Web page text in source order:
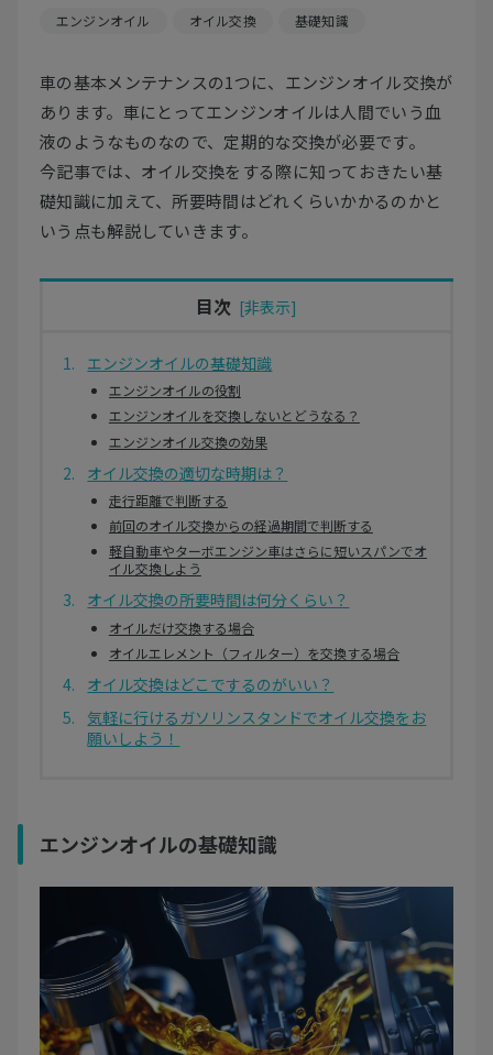
エンジンオイル オイル交換 基礎知識
車の基本メンテナンスの1つに、エンジンオイル交換が
あります。車にとってエンジンオイルは人間でいう血
液のようなものなので、定期的な交換が必要です。
今記事では、オイル交換をする際に知っておきたい基
礎知識に加えて、所要時間はどれくらいかかるのかと
いう点も解説していきます。
目次
エンジンオイルの基礎知識
エンジンオイルの役割
エンジンオイルを交換しないとどうなる？
エンジンオイル交換の効果
オイル交換の適切な時期は？
走行距離で判断する
前回のオイル交換からの経過期間で判断する
軽自動車やターボエンジン車はさらに短いスパンでオ
イル交換しよう
オイル交換の所要時間は何分くらい？
オイルだけ交換する場合
オイルエレメント（フィルター）を交換する場合
オイル交換はどこでするのがいい？
気軽に行けるガソリンスタンドでオイル交換をお
願いしよう！
エンジンオイルの基礎知識